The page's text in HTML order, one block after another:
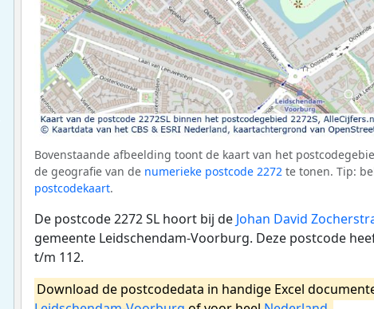
Bovenstaande afbeelding toont de kaart van het
de geografie van de numerieke postcode 2272 te tonen. Tip:
postcodekaart.
De postcode 2272 SL hoort bij de Johan David
gemeente Leidschendam-Voorburg. Deze postcode
t/m 112.
Download de postcodedata in handige Excel